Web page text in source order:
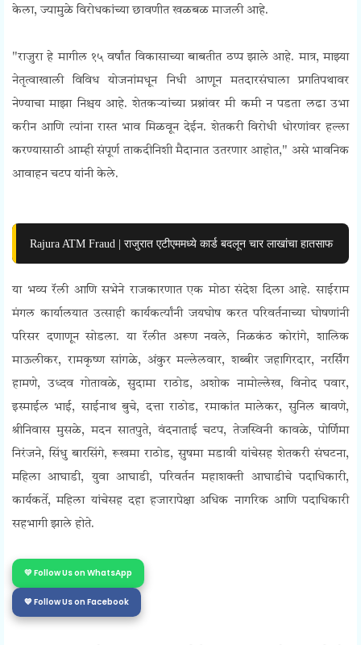
केला, ज्यामुळे विरोधकांच्या छावणीत खळबळ माजली आहे.
"राजुरा हे मागील १५ वर्षांत विकासाच्या बाबतीत ठप्प झाले आहे. मात्र, माझ्या
नेतृत्वाखाली विविध योजनांमधून निधी आणून मतदारसंघाला प्रगतिपथावर
नेण्याचा माझा निश्चय आहे. शेतकऱ्यांच्या प्रश्नांवर मी कमी न पडता लढा उभा
करीन आणि त्यांना रास्त भाव मिळवून देईन. शेतकरी विरोधी धोरणांवर हल्ला
करण्यासाठी आम्ही संपूर्ण ताकदीनिशी मैदानात उतरणार आहोत," असे भावनिक
आवाहन चटप यांनी केले.
Rajura ATM Fraud | राजुरात एटीएममध्ये कार्ड बदलून चार लाखांचा हातसाफ
या भव्य रॅली आणि सभेने राजकारणात एक मोठा संदेश दिला आहे. साईराम
मंगल कार्यालयात उत्साही कार्यकर्त्यांनी जयघोष करत परिवर्तनाच्या घोषणांनी
परिसर दणाणून सोडला. या रॅलीत अरूण नवले, निळकंठ कोरांगे, शालिक
माऊलीकर, रामकृष्ण सांगळे, अंकुर मल्लेलवार, शब्बीर जहागिरदार, नरर्सिंग
हामणे, उध्दव गोतावळे, सुदामा राठोड, अशोक नामोल्लेख, विनोद पवार,
इस्माईल भाई, साईनाथ बुचे, दत्ता राठोड, रमाकांत मालेकर, सुनिल बावणे,
श्रीनिवास मुसळे, मदन सातपुते, वंदनाताई चटप, तेजस्विनी कावळे, पोर्णिमा
निरंजने, सिंधु बारसिंगे, रूखमा राठोड, सुषमा मडावी यांचेसह शेतकरी संघटना,
महिला आघाडी, युवा आघाडी, परिवर्तन महाशक्ती आघाडीचे पदाधिकारी,
कार्यकर्ते, महिला यांचेसह दहा हजारापेक्षा अधिक नागरिक आणिपदाधिकारी
सहभागी झाले होते.
💛 Follow Us on WhatsApp
💙 Follow Us on Facebook